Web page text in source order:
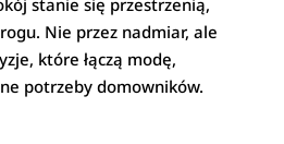
stanie się przestrzenią,
Nie przez nadmiar, ale
które łączą modę,
potrzeby domowników.